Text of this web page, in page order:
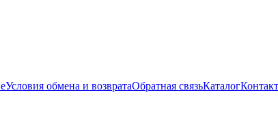
Условия обмена и возвратаОбратная связьКаталог